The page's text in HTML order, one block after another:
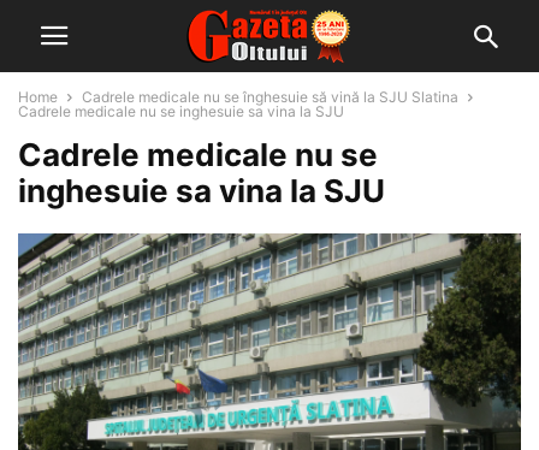
Home
Cadrele medicale nu se înghesuie să vină la SJU Slatina
Cadrele medicale nu se inghesuie sa vina la SJU
Cadrele medicale nu se
inghesuie sa vina la SJU